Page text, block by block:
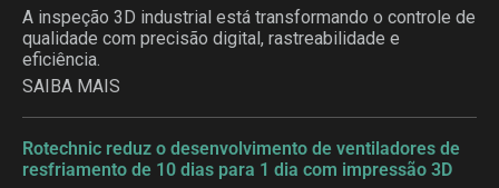
A inspeção 3D industrial está transformando o controle de
qualidade com precisão digital, rastreabilidade e
eficiência.
SAIBA MAIS
Rotechnic reduz o desenvolvimento de ventiladores de
resfriamento de 10 dias para 1 dia com impressão 3D